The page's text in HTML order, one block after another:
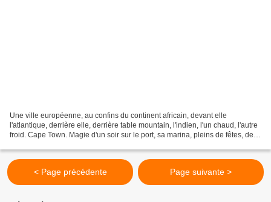
Une ville européenne, au confins du continent africain, devant elle
l'atlantique, derrière elle, derrière table mountain, l'indien, l'un chaud, l'autre
froid. Cape Town. Magie d'un soir sur le port, sa marina, pleins de fêtes, de
< Page précédente Page suivante >